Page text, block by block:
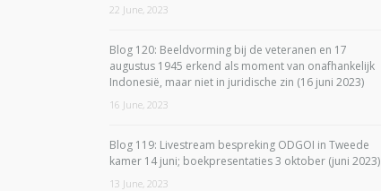
22 June, 2023
Blog 120: Beeldvorming bij de veteranen en 17
augustus 1945 erkend als moment van onafhankelijk
Indonesië, maar niet in juridische zin (16 juni 2023)
16 June, 2023
Blog 119: Livestream bespreking ODGOI in Tweede
kamer 14 juni; boekpresentaties 3 oktober (juni 2023)
13 June, 2023